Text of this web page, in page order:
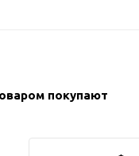
покупают